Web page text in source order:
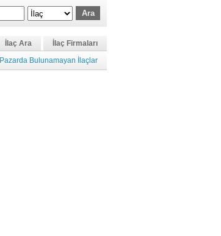
İlaç Ara
İlaç Firmaları
Pazarda Bulunamayan İlaçlar